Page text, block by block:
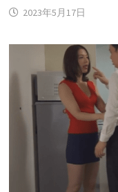
2023年5月17日